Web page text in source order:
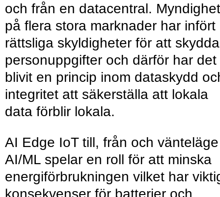
och från en datacentral.
på flera stora marknader har infört
rättsliga skyldigheter för att skydda
personuppgifter och därför har det
blivit en princip inom dataskydd
integritet att säkerställa att lokala
data förblir lokala.
AI Edge IoT till, från och vänteläge
AI/ML spelar en roll för att minska
energiförbrukningen vilket har